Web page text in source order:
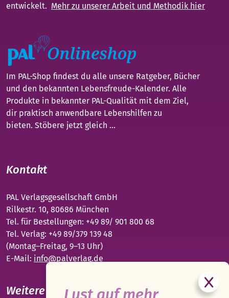
entwickelt. Mehr zu unserer Arbeit und Methodik hier
Im PAL-Shop findest du alle unsere Ratgeber, Bücher
und den bekannten Lebensfreude-Kalender. Alle
Produkte in bekannter PAL-Qualität mit dem Ziel,
dir praktisch anwendbare Lebenshilfen zu
bieten. Stöbere jetzt gleich ...
Kontakt
PAL Verlagsgesellschaft GmbH
Rilkestr. 10, 80686 München
Tel. für Bestellungen: +49 89/ 901 800 68
Tel. Verlag: +49 89/379 139 48
(Montag–Freitag, 9–13 Uhr)
E-Mail: info@palverlag.de
Weitere PAL-Webseiten